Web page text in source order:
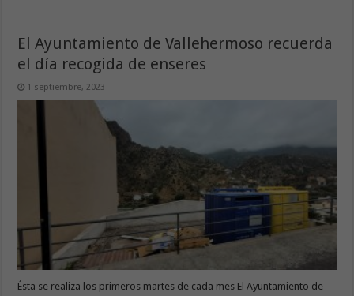
El Ayuntamiento de Vallehermoso recuerda
el día recogida de enseres
1 septiembre, 2023
Ésta se realiza los primeros martes de cada mes El Ayuntamiento de